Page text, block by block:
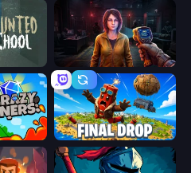
Survival Zone Zombie Outbreak
Final Drop